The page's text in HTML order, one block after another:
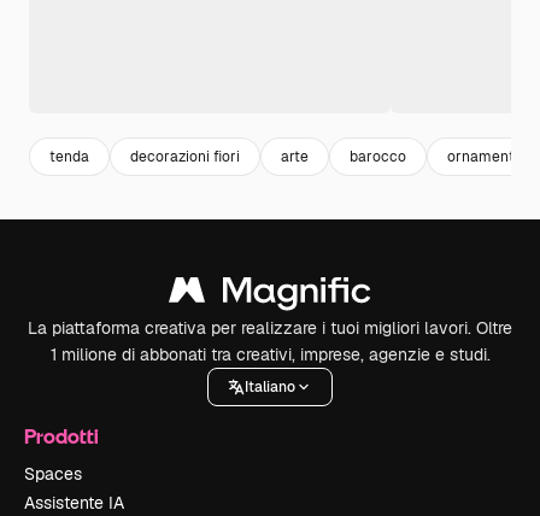
tenda decorazioni fiori arte barocco ornamenti
La piattaforma creativa per realizzare i tuoi migliori lavori. Oltre
1 milione di abbonati tra creativi, imprese, agenzie e studi.
Italiano
Prodotti
Spaces
Assistente IA